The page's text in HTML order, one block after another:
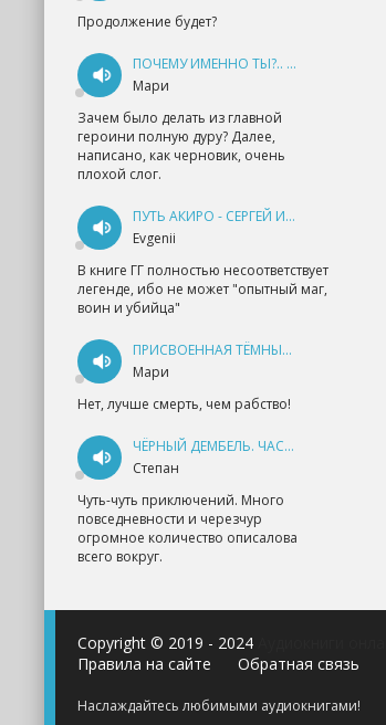
Продолжение будет?
ПОЧЕМУ ИМЕННО ТЫ?.. КНИГА 1 - ЕКАТЕРИНА ЮДИНА
Мари
Зачем было делать из главной
героини полную дуру? Далее,
написано, как черновик, очень
плохой слог.
ПУТЬ АКИРО - СЕРГЕЙ ИЗМАЙЛОВ
Evgenii
В книге ГГ полностью несоответствует
легенде, ибо не может "опытный маг,
воин и убийца"
ПРИСВОЕННАЯ ТЁМНЫМ. ПРОКЛЯТАЯ ЛЮБОВЬ - АННА ГЕРР
Мари
Нет, лучше смерть, чем рабство!
ЧЁРНЫЙ ДЕМБЕЛЬ. ЧАСТЬ 1 - АНДРЕЙ ФЕДИН
Степан
Чуть-чуть приключений. Много
повседневности и черезчур
огромное количество описалова
всего вокруг.
Copyright © 2019 - 2024
Правила на сайте
Обратная связь
Наслаждайтесь любимыми аудиокнигами!